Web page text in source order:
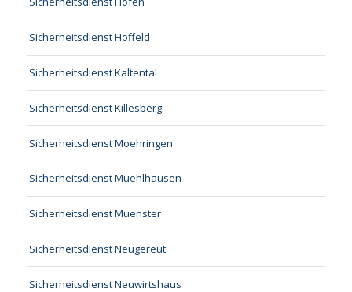
Sicherheitsdienst Hoffeld
Sicherheitsdienst Kaltental
Sicherheitsdienst Killesberg
Sicherheitsdienst Moehringen
Sicherheitsdienst Muehlhausen
Sicherheitsdienst Muenster
Sicherheitsdienst Neugereut
Sicherheitsdienst Neuwirtshaus